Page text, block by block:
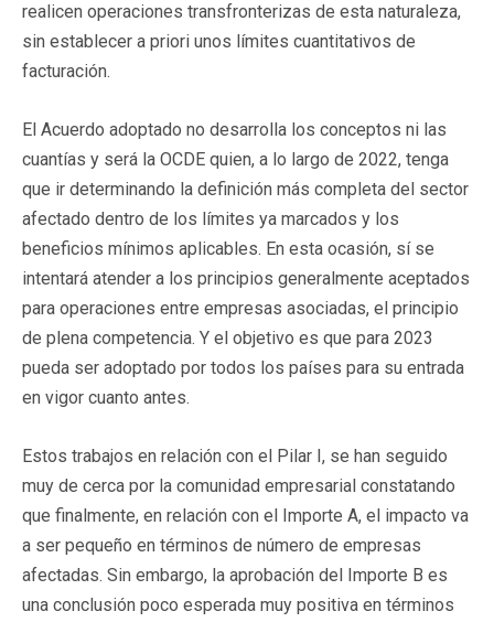
realicen operaciones transfronterizas de esta naturaleza,
sin establecer a priori unos límites cuantitativos de
facturación.
El Acuerdo adoptado no desarrolla los conceptos ni las
cuantías y será la OCDE quien, a lo largo de 2022, tenga
que ir determinando la definición más completa del sector
afectado dentro de los límites ya marcados y los
beneficios mínimos aplicables. En esta ocasión, sí se
intentará atender a los principios generalmente aceptados
para operaciones entre empresas asociadas, el principio
de plena competencia. Y el objetivo es que para 2023
pueda ser adoptado por todos los países para su entrada
en vigor cuanto antes.
Estos trabajos en relación con el Pilar I, se han seguido
muy de cerca por la comunidad empresarial constatando
que finalmente, en relación con el Importe A, el impacto va
a ser pequeño en términos de número de empresas
afectadas. Sin embargo, la aprobación del Importe B es
una conclusión poco esperada muy positiva en términos